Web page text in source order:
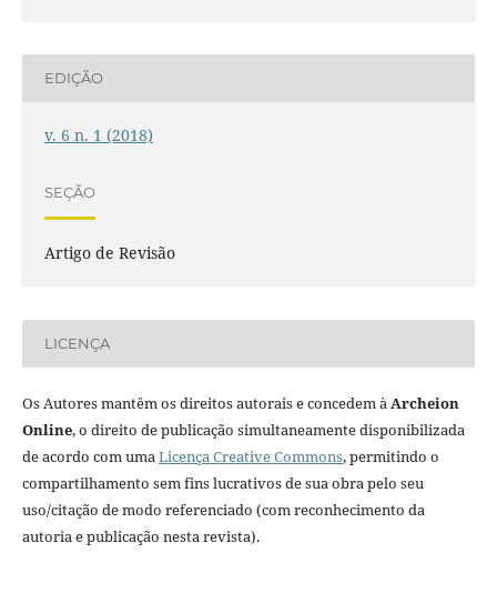
EDIÇÃO
v. 6 n. 1 (2018)
SEÇÃO
Artigo de Revisão
LICENÇA
Os Autores mantêm os direitos autorais e concedem àArcheion
Online, o direito de publicação simultaneamente disponibilizada
de acordo com umaLicença Creative Commons, permitindo o
compartilhamento sem fins lucrativos de sua obra pelo seu
uso/citação de modo referenciado (com reconhecimento da
autoria e publicação nesta revista).